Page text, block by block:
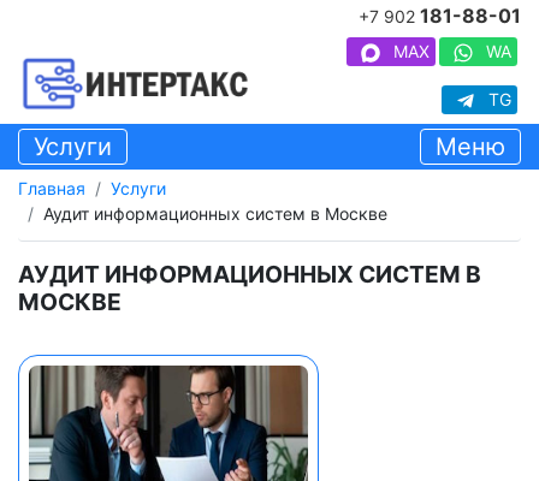
+7 902 181-88-01
MAX WA
TG
Услуги Меню
Главная
Услуги
Аудит информационных систем в Москве
АУДИТ ИНФОРМАЦИОННЫХ СИСТЕМ В
МОСКВЕ